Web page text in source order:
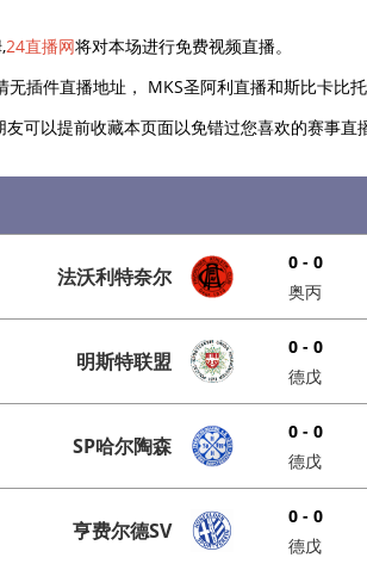
24直播网将对本场进行免费视频直播。
插件直播地址， MKS圣阿利直播和斯比卡比
可以提前收藏本页面以免错过您喜欢的赛事直
法沃利特奈尔
0 - 0
奥丙
明斯特联盟
0 - 0
德戊
SP哈尔陶森
0 - 0
德戊
亨费尔德SV
0 - 0
德戊